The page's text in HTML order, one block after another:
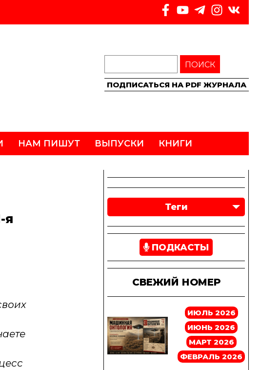
ПОИСК
ПОДПИСАТЬСЯ НА PDF ЖУРНАЛА
НАМ ПИШУТ ВЫПУСКИ КНИГИ
я
Теги
ПОДКАСТЫ
СВЕЖИЙ НОМЕР
ИЮЛЬ 2026
ИЮНЬ 2026
МАРТ 2026
ФЕВРАЛЬ 2026